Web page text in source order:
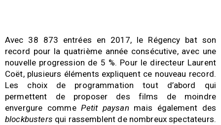
Avec 38 873 entrées en 2017, le Régency bat son
record pour la quatrième année consécutive, avec une
nouvelle progression de 5 %. Pour le directeur Laurent
Coët, plusieurs éléments expliquent ce nouveau record.
Les choix de programmation tout d’abord qui
permettent de proposer des films de moindre
envergure commePetit paysanmais également des
blockbusters qui rassemblent de nombreux spectateurs.